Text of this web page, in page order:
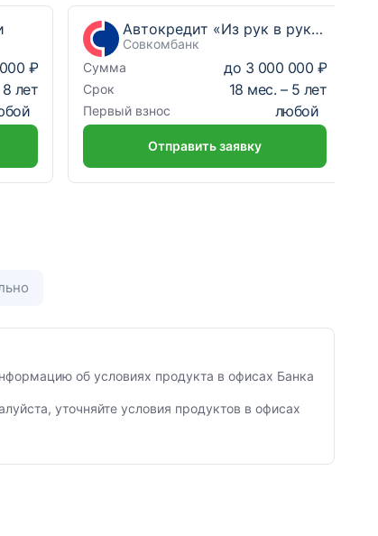
₽
8 лет
Автокредит «Из рук в руки Выгодный»
Совкомбанк
Сумма
до 3 000 000 ₽
Срок 18 мес. – 5 лет
Первый взнос любой
Отправить заявку
об условиях продукта в офисах Банка
уточняйте условия продуктов в офисах